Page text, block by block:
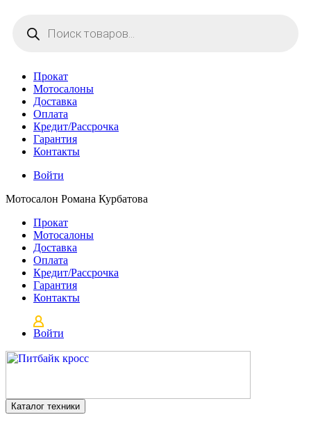
товаров
Прокат
Мотосалоны
Доставка
Оплата
Кредит/Рассрочка
Гарантия
Контакты
Войти
Мотосалон Романа Курбатова
Прокат
Мотосалоны
Доставка
Оплата
Кредит/Рассрочка
Гарантия
Контакты
Войти
Каталог техники